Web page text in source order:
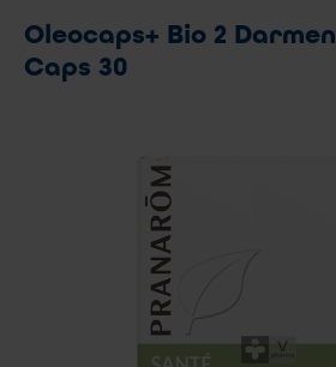
Oleocaps+ Bio 2 Darmen
Caps 30